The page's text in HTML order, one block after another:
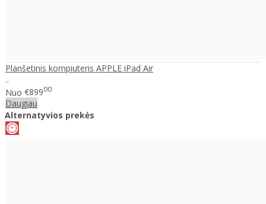
Planšetinis kompiuteris APPLE iPad Air
..
Nuo €89900
Daugiau
Alternatyvios prekės